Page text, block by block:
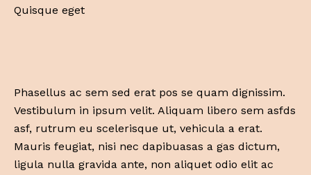
Quisque eget
Phasellus ac sem sed erat pos se quam dignissim.
Vestibulum in ipsum velit. Aliquam libero sem asfds
asf, rutrum eu scelerisque ut, vehicula a erat.
Mauris feugiat, nisi nec dapibuasas a gas dictum,
ligula nulla gravida ante, non aliquet odio elit ac